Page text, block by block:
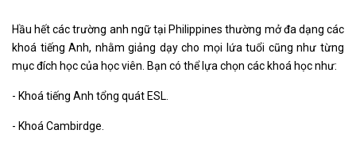
Hầu hết các trường anh ngữ tại Philippines thường mở đa dạng các
khoá tiếng Anh, nhằm giảng dạy cho mọi lứa tuổi cũng như từng
mục đích học của học viên. Bạn có thể lựa chọn các khoá học như:
- Khoá tiếng Anh tổng quát ESL.
- Khoá Cambirdge.